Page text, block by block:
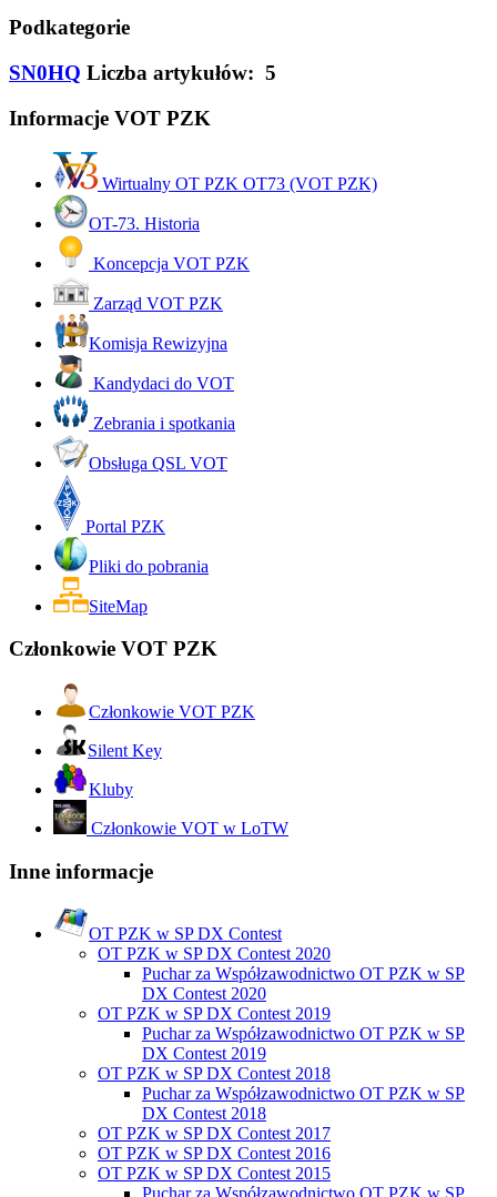
Podkategorie
SN0HQ Liczba artykułów: 5
Informacje VOT PZK
Wirtualny OT PZK OT73 (VOT PZK)
OT-73. Historia
Koncepcja VOT PZK
Zarząd VOT PZK
Komisja Rewizyjna
Kandydaci do VOT
Zebrania i spotkania
Obsługa QSL VOT
Portal PZK
Pliki do pobrania
SiteMap
Członkowie VOT PZK
Członkowie VOT PZK
Silent Key
Kluby
Członkowie VOT w LoTW
Inne informacje
OT PZK w SP DX Contest
OT PZK w SP DX Contest 2020
Puchar za Współzawodnictwo OT PZK w SP
DX Contest 2020
OT PZK w SP DX Contest 2019
Puchar za Współzawodnictwo OT PZK w SP
DX Contest 2019
OT PZK w SP DX Contest 2018
Puchar za Współzawodnictwo OT PZK w SP
DX Contest 2018
OT PZK w SP DX Contest 2017
OT PZK w SP DX Contest 2016
OT PZK w SP DX Contest 2015